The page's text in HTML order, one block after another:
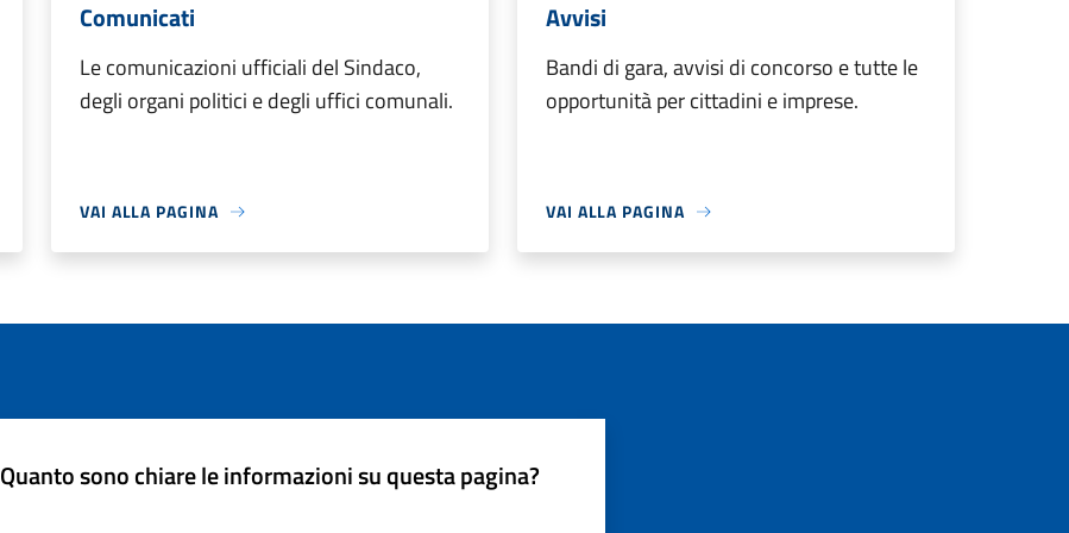
Comunicati
Le comunicazioni ufficiali del Sindaco,
degli organi politici e degli uffici comunali.
VAI ALLA PAGINA
Avvisi
Bandi di gara, avvisi di concorso e tutte le
opportunità per cittadini e imprese.
VAI ALLA PAGINA
Quanto sono chiare le informazioni su questa pagina?